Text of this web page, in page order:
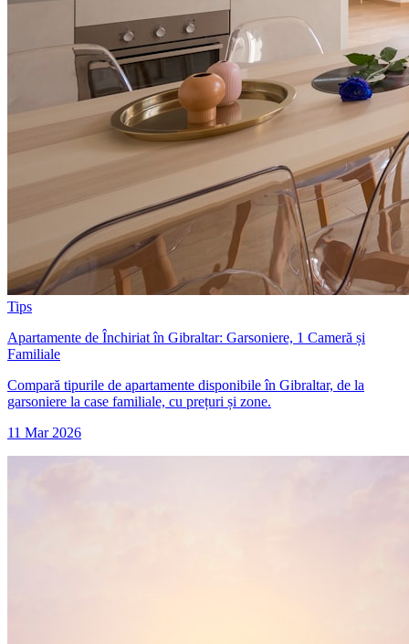
Tips
Apartamente de Închiriat în Gibraltar: Garsoniere, 1 Cameră și
Familiale
Compară tipurile de apartamente disponibile în Gibraltar, de la
garsoniere la case familiale, cu prețuri și zone.
11 Mar 2026